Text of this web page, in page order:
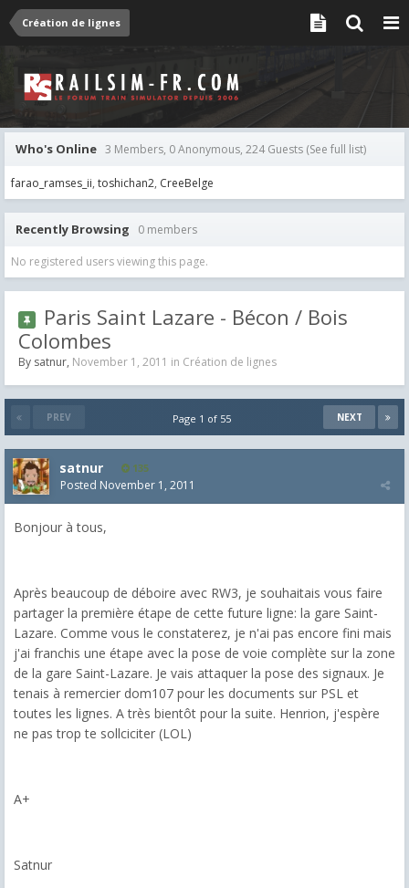
Création de lignes
Who's Online 3 Members, 0 Anonymous, 224 Guests (See full list)
farao_ramses_ii toshichan2 CreeBelge
Recently Browsing 0 members
No registered users viewing this page.
Paris Saint Lazare - Bécon / Bois
Colombes
By satnur, November 1, 2011 in Création de lignes
PREV NEXT
Page 1 of 55
satnur 135
Posted November 1, 2011
Bonjour à tous,
Après beaucoup de déboire avec RW3, je souhaitais vous faire
partager la première étape de cette future ligne: la gare Saint-
Lazare. Comme vous le constaterez, je n'ai pas encore fini mais
j'ai franchis une étape avec la pose de voie complète sur la zone
de la gare Saint-Lazare. Je vais attaquer la pose des signaux. Je
tenais à remercier dom107 pour les documents sur PSL et
toutes les lignes. A très bientôt pour la suite. Henrion, j'espère
ne pas trop te sollciciter (LOL)
A+
Satnur